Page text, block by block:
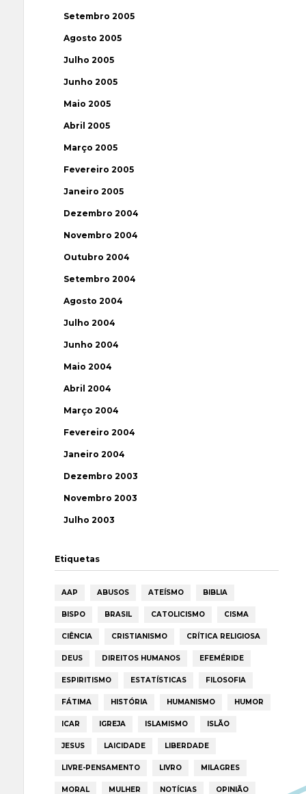
Setembro 2005
Agosto 2005
Julho 2005
Junho 2005
Maio 2005
Abril 2005
Março 2005
Fevereiro 2005
Janeiro 2005
Dezembro 2004
Novembro 2004
Outubro 2004
Setembro 2004
Agosto 2004
Julho 2004
Junho 2004
Maio 2004
Abril 2004
Março 2004
Fevereiro 2004
Janeiro 2004
Dezembro 2003
Novembro 2003
Julho 2003
Etiquetas
AAP ABUSOS ATEÍSMO BIBLIA
BISPO BRASIL CATOLICISMO CISMA
CIÊNCIA CRISTIANISMO CRÍTICA RELIGIOSA
DEUS DIREITOS HUMANOS EFEMÉRIDE
ESPIRITISMO ESTATÍSTICAS FILOSOFIA
FÁTIMA HISTÓRIA HUMANISMO HUMOR
ICAR IGREJA ISLAMISMO ISLÃO
JESUS LAICIDADE LIBERDADE
LIVRE-PENSAMENTO LIVRO MILAGRES
MORAL MULHER NOTÍCIAS OPINIÃO